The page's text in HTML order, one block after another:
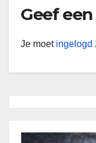
Geef
Je moet ingelogd